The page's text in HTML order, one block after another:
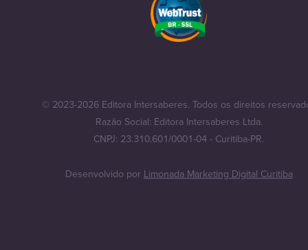
© 2023-2026 Editora Intersaberes. Todos os direitos
Razão Social: Editora Intersaberes Ltda.
CNPJ: 23.310.601/0001-04 - Curitiba-PR.
Desenvolvido por Limonada Marketing Digital Curitiba